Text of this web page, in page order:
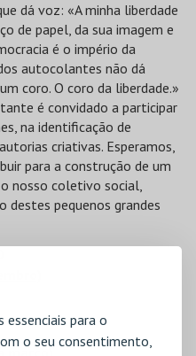
para o
o seu consentimento,
dá voz: «A minha liberdade
de papel, da sua imagem e
é o império da
autocolantes não dá
coro. O coro da liberdade.»
é convidado a participar
na identificação de
criativas. Esperamos,
para a construção de um
nosso coletivo social,
destes pequenos grandes